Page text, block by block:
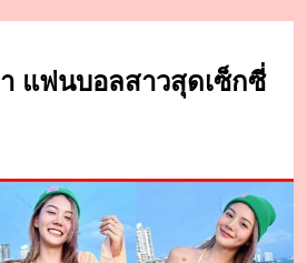
แฟนบอลสาวสุดเซ็กซี่